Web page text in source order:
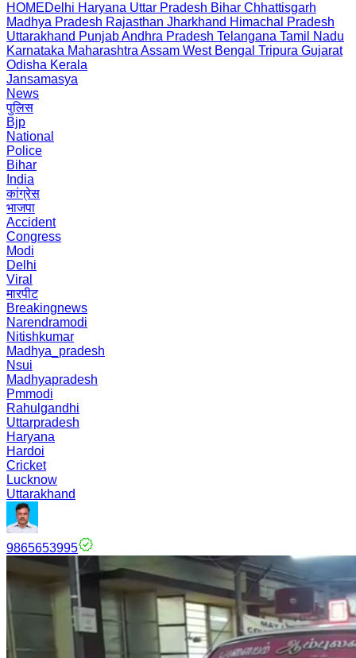
HOMEDelhi Haryana Uttar Pradesh Bihar Chhattisgarh
Madhya Pradesh Rajasthan Jharkhand Himachal Pradesh
Uttarakhand PunjabAndhra Pradesh Telangana Tamil Nadu
Karnataka Maharashtra Assam West Bengal Tripura Gujarat
Odisha Kerala
Jansamasya
News
पुलिस
Bjp
National
Police
Bihar
India
कांग्रेस
भाजपा
Accident
Congress
Modi
Delhi
Viral
मारपीट
Breakingnews
Narendramodi
Nitishkumar
Madhya_pradesh
Nsui
Madhyapradesh
Pmmodi
Rahulgandhi
Uttarpradesh
Haryana
Hardoi
Cricket
Lucknow
Uttarakhand
9865653995